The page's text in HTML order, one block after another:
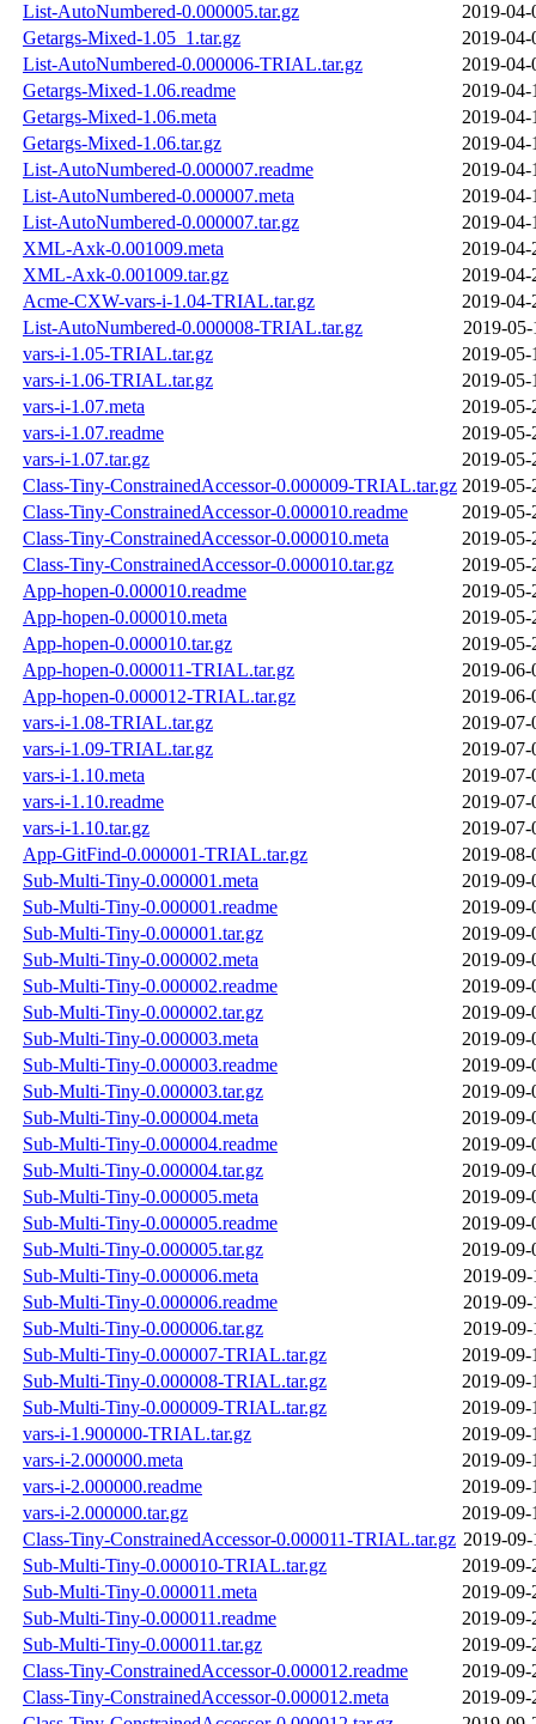
List-AutoNumbered-0.000005.tar.gz
2019-04-
Getargs-Mixed-1.05_1.tar.gz
2019-04-
List-AutoNumbered-0.000006-TRIAL.tar.gz
2019-04-
Getargs-Mixed-1.06.readme
2019-04-
Getargs-Mixed-1.06.meta
2019-04-
Getargs-Mixed-1.06.tar.gz
2019-04-
List-AutoNumbered-0.000007.readme
2019-04-
List-AutoNumbered-0.000007.meta
2019-04-
List-AutoNumbered-0.000007.tar.gz
2019-04-
XML-Axk-0.001009.meta
2019-04-
XML-Axk-0.001009.tar.gz
2019-04-
Acme-CXW-vars-i-1.04-TRIAL.tar.gz
2019-04-
List-AutoNumbered-0.000008-TRIAL.tar.gz
2019-
vars-i-1.05-TRIAL.tar.gz
2019-05-
vars-i-1.06-TRIAL.tar.gz
2019-05-
vars-i-1.07.meta
2019-05-
vars-i-1.07.readme
2019-05-
vars-i-1.07.tar.gz
2019-05-
Class-Tiny-ConstrainedAccessor-0.000009-TRIAL.tar.gz 2019-05-
Class-Tiny-ConstrainedAccessor-0.000010.readme
2019-05-
Class-Tiny-ConstrainedAccessor-0.000010.meta
2019-05-
Class-Tiny-ConstrainedAccessor-0.000010.tar.gz
2019-05-
App-hopen-0.000010.readme
2019-05-
App-hopen-0.000010.meta
2019-05-
App-hopen-0.000010.tar.gz
2019-05-
App-hopen-0.000011-TRIAL.tar.gz
2019-06-
App-hopen-0.000012-TRIAL.tar.gz
2019-06-
vars-i-1.08-TRIAL.tar.gz
2019-07-
vars-i-1.09-TRIAL.tar.gz
2019-07-
vars-i-1.10.meta
2019-07-
vars-i-1.10.readme
2019-07-
vars-i-1.10.tar.gz
2019-07-
App-GitFind-0.000001-TRIAL.tar.gz
2019-08-
Sub-Multi-Tiny-0.000001.meta
2019-09-
Sub-Multi-Tiny-0.000001.readme
2019-09-
Sub-Multi-Tiny-0.000001.tar.gz
2019-09-
Sub-Multi-Tiny-0.000002.meta
2019-09-
Sub-Multi-Tiny-0.000002.readme
2019-09-
Sub-Multi-Tiny-0.000002.tar.gz
2019-09-
Sub-Multi-Tiny-0.000003.meta
2019-09-
Sub-Multi-Tiny-0.000003.readme
2019-09-
Sub-Multi-Tiny-0.000003.tar.gz
2019-09-
Sub-Multi-Tiny-0.000004.meta
2019-09-
Sub-Multi-Tiny-0.000004.readme
2019-09-
Sub-Multi-Tiny-0.000004.tar.gz
2019-09-
Sub-Multi-Tiny-0.000005.meta
2019-09-
Sub-Multi-Tiny-0.000005.readme
2019-09-
Sub-Multi-Tiny-0.000005.tar.gz
2019-09-
Sub-Multi-Tiny-0.000006.meta
2019-
Sub-Multi-Tiny-0.000006.readme
2019-
Sub-Multi-Tiny-0.000006.tar.gz
2019-
Sub-Multi-Tiny-0.000007-TRIAL.tar.gz
2019-09-
Sub-Multi-Tiny-0.000008-TRIAL.tar.gz
2019-09-
Sub-Multi-Tiny-0.000009-TRIAL.tar.gz
2019-09-
vars-i-1.900000-TRIAL.tar.gz
2019-09-
vars-i-2.000000.meta
2019-09-
vars-i-2.000000.readme
2019-09-
vars-i-2.000000.tar.gz
2019-09-
Class-Tiny-ConstrainedAccessor-0.000011-TRIAL.tar.gz 2019-
Sub-Multi-Tiny-0.000010-TRIAL.tar.gz
2019-09-
Sub-Multi-Tiny-0.000011.meta
2019-09-
Sub-Multi-Tiny-0.000011.readme
2019-09-
Sub-Multi-Tiny-0.000011.tar.gz
2019-09-
Class-Tiny-ConstrainedAccessor-0.000012.readme
2019-09-
Class-Tiny-ConstrainedAccessor-0.000012.meta
2019-09-